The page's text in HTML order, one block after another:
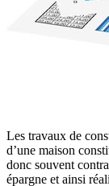
Les travaux de
d’une maison
donc souvent
épargne et ainsi